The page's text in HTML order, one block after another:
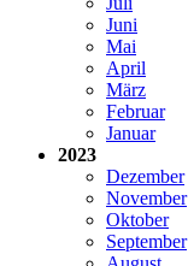
Juni
Mai
April
März
Februar
Januar
2023
Dezember
November
Oktober
September